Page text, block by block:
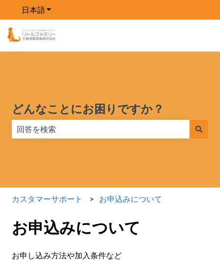
日本語翻訳のサブメニューを表示
どんなことにお困りですか？
カスタマーサポート お申込みについて
お申込みについて
お申し込み方法や加入条件など